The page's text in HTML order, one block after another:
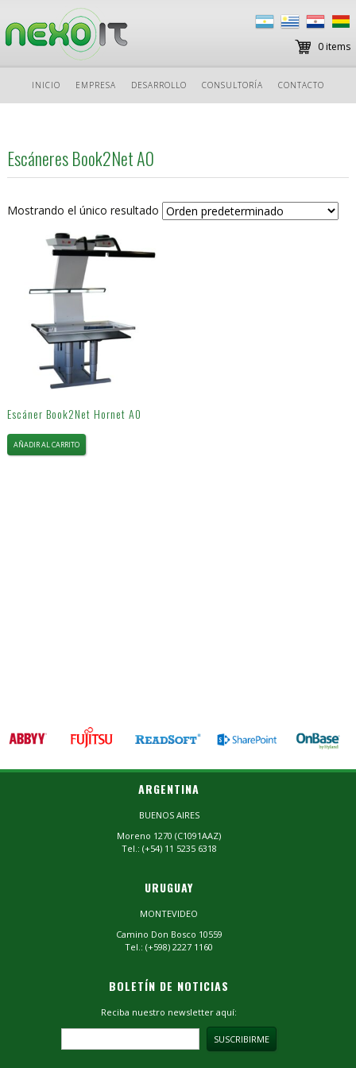
al
contenido
INICIO EMPRESA DESARROLLO CONSULTORÍA CONTACTO
0 items
Escáneres Book2Net A0
Mostrando el único resultado
Escáner Book2Net Hornet A0
AÑADIR AL CARRITO
ARGENTINA
BUENOS AIRES
Moreno 1270 (C1091AAZ)
Tel.: (+54) 11 5235 6318
URUGUAY
MONTEVIDEO
Camino Don Bosco 10559
Tel.: (+598) 2227 1160
BOLETÍN DE NOTICIAS
Reciba nuestro newsletter aquí: